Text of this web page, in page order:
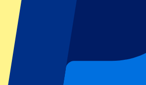
Todos los deportes